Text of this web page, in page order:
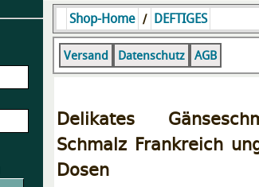
Shop-Home / DEFTIGES
Versand Datenschutz AGB
Delikates
Schmalz Frankreich
Dosen